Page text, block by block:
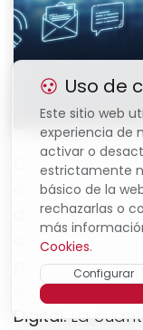
El Programa
entre 10 y
destinado a la
personalizado
se materializa
Digital. La
Uso de
Este sitio web
experiencia de
activar o
estrictamente
básico de la
rechazarlas o
más
Cookies.
Configurar